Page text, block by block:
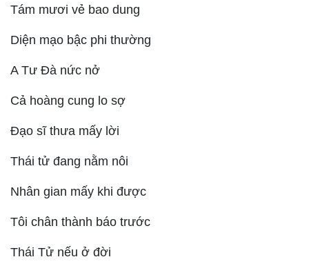
Tám mươi vẻ bao dung
Diện mạo bậc phi thường
A Tư Đà nức nở
Cả hoàng cung lo sợ
Đạo sĩ thưa mấy lời
Thái tử đang nằm nôi
Nhân gian mấy khi được
Tôi chân thành báo trước
Thái Tử nếu ở đời